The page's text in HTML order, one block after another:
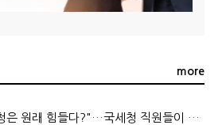
more
"본청은 원래 힘들다?"…국세청 직원들이 떠나는 이유